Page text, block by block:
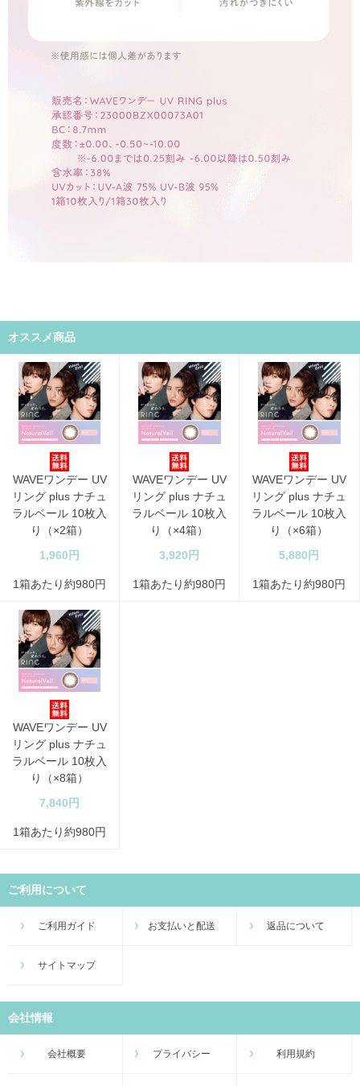
オススメ商品
WAVEワンデー UV
リング plus ナチュ
ラルベール 10枚入
り（×2箱）
1,960円
1箱あたり約980円
WAVEワンデー UV
リング plus ナチュ
ラルベール 10枚入
り（×4箱）
3,920円
1箱あたり約980円
WAVEワンデー UV
リング plus ナチュ
ラルベール 10枚入
り（×6箱）
5,880円
1箱あたり約980円
WAVEワンデー UV
リング plus ナチュ
ラルベール 10枚入
り（×8箱）
7,840円
1箱あたり約980円
ご利用について
ご利用ガイド お支払いと配送 返品について
サイトマップ
会社情報
会社概要 プライバシー 利用規約